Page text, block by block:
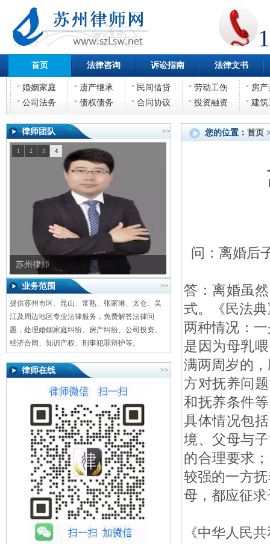
首页 法律咨询 诉讼指南 法律文书
婚姻家庭 遗产继承 民间借贷 劳动工伤
房
公司法务
债权债务 合同协议 投资融资 建筑
律师团队 >>
苏州律师
1 2 3 4
业务范围 >>
提供苏州市区、昆山、常熟、张家港、太仓、吴
江及周边地区专业法律服务，免费解答法律问
题，处理婚姻家庭纠纷、房产纠纷、公司投资、
经济合同、知识产权、刑事犯罪辩护等。
律师在线 >>
您的位置： 首页
问：离婚后
答：离婚虽
式。《民法
两种情况：
是因为母乳
满两周岁的
方对抚养问
和抚养条件
具体情况包
境、父母与
的合理要求
较强的一方
母，都应征
《中华人民